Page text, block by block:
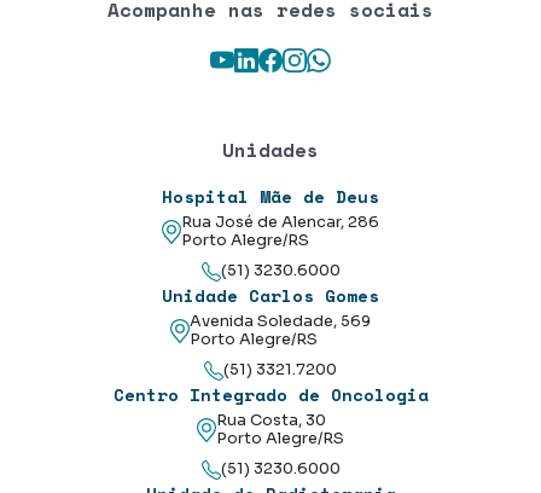
Acompanhe nas redes sociais
Youtube
LinkedIn
Facebook
Instagram
WhatsApp
Unidades
Hospital Mãe de Deus
Rua José de Alencar, 286
Porto Alegre/RS
(51) 3230.6000
Unidade Carlos Gomes
Avenida Soledade, 569
Porto Alegre/RS
(51) 3321.7200
Centro Integrado de Oncologia
Rua Costa, 30
Porto Alegre/RS
(51) 3230.6000